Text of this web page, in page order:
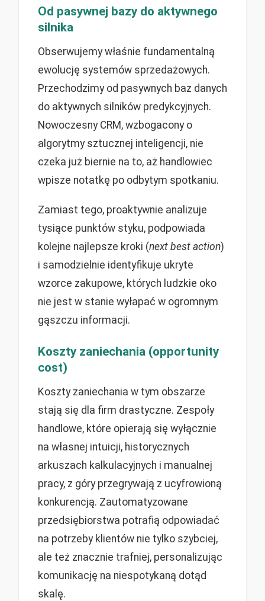
Od pasywnej bazy do aktywnego
silnika
Obserwujemy właśnie fundamentalną
ewolucję systemów sprzedażowych.
Przechodzimy od pasywnych baz danych
do aktywnych silników predykcyjnych.
Nowoczesny CRM, wzbogacony o
algorytmy sztucznej inteligencji, nie
czeka już biernie na to, aż handlowiec
wpisze notatkę po odbytym spotkaniu.
Zamiast tego, proaktywnie analizuje
tysiące punktów styku, podpowiada
kolejne najlepsze kroki (next best action)
i samodzielnie identyfikuje ukryte
wzorce zakupowe, których ludzkie oko
nie jest w stanie wyłapać w ogromnym
gąszczu informacji.
Koszty zaniechania (opportunity
cost)
Koszty zaniechania w tym obszarze
stają się dla firm drastyczne. Zespoły
handlowe, które opierają się wyłącznie
na własnej intuicji, historycznych
arkuszach kalkulacyjnych i manualnej
pracy, z góry przegrywają z ucyfrowioną
konkurencją. Zautomatyzowane
przedsiębiorstwa potrafią odpowiadać
na potrzeby klientów nie tylko szybciej,
ale też znacznie trafniej, personalizując
komunikację na niespotykaną dotąd
skalę.